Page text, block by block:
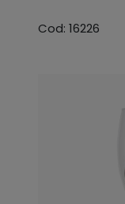
Cod: 16226